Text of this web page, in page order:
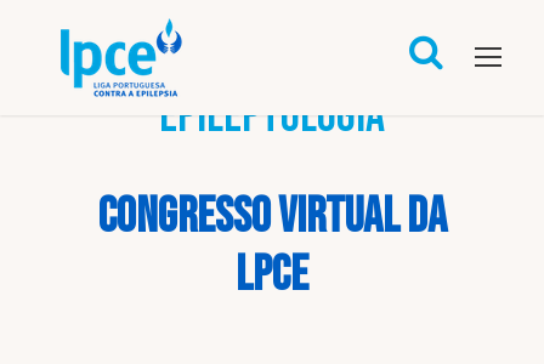
32º Encontro Nacional de
Epileptologia
Congresso Virtual da
LPCE